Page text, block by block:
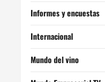
Informes y encuestas
Internacional
Mundo del vino